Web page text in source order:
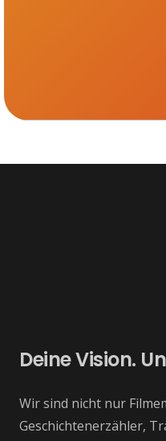
Deine Vision.
Wir sind nicht nur
Geschichtenerzähler,